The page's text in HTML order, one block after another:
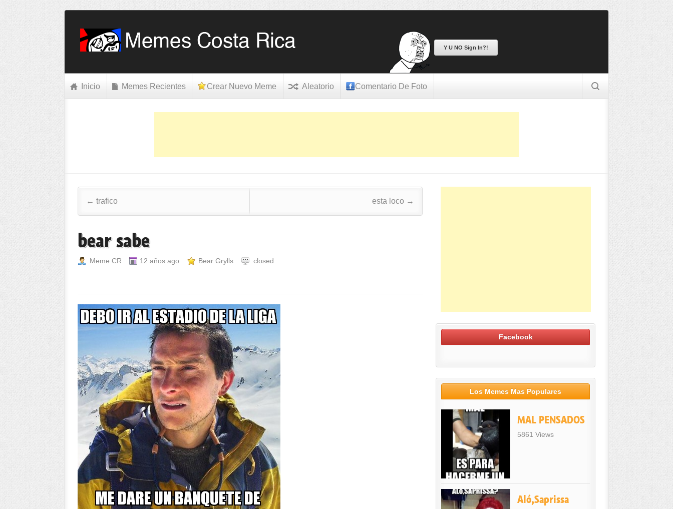
Y U NO Sign In?!
Inicio Memes Recientes Crear Nuevo Meme Aleatorio Comentario De Foto
Post navigation
← trafico esta loco →
bear sabe
Meme CR 12 años ago Bear Grylls closed
Facebook
Los Memes Mas Populares
MAL PENSADOS
5861 Views
Aló,Saprissa